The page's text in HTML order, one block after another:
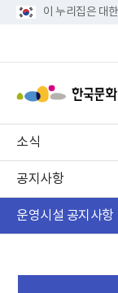
이 누리집은 대
소식
공지사항
운영시설 공지사항